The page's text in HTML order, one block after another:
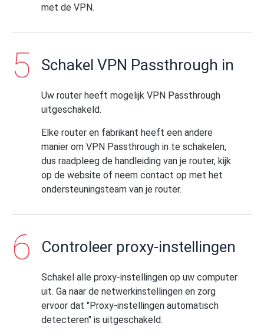
met de VPN.
Schakel VPN Passthrough in
Uw router heeft mogelijk VPN Passthrough
uitgeschakeld.
Elke router en fabrikant heeft een andere
manier om VPN Passthrough in te schakelen,
dus raadpleeg de handleiding van je router, kijk
op de website of neem contact op met het
ondersteuningsteam van je router.
Controleer proxy-instellingen
Schakel alle proxy-instellingen op uw computer
uit. Ga naar de netwerkinstellingen en zorg
ervoor dat "Proxy-instellingen automatisch
detecteren" is uitgeschakeld.